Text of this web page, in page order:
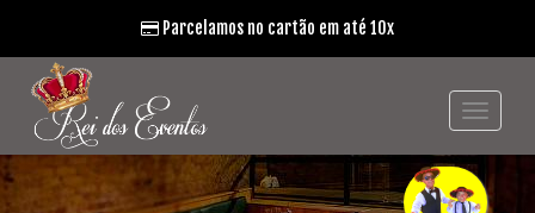
Parcelamos no cartão em até 10x